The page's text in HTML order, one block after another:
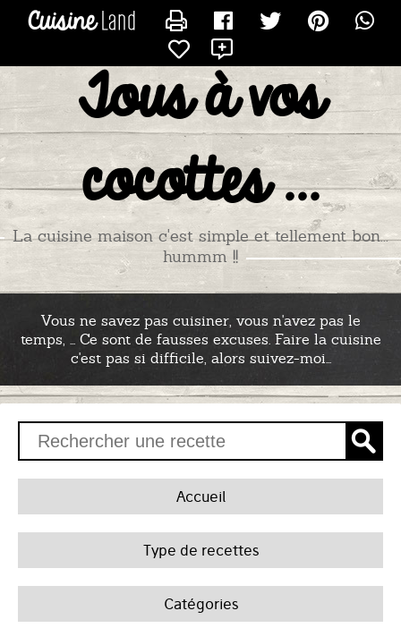
Tous à vos
cocottes ...
La cuisine maison c'est simple et tellement bon...
hummm !!
Vous ne savez pas cuisiner, vous n'avez pas le
temps, ... Ce sont de fausses excuses. Faire la cuisine
c'est pas si difficile, alors suivez-moi...
Accueil
Type de recettes
Catégories
CONTACTER GAZELLE